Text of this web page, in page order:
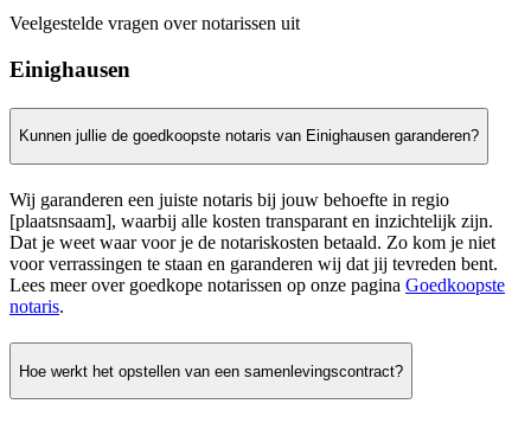
Veelgestelde vragen over notarissen uit
Einighausen
Kunnen jullie de goedkoopste notaris van Einighausen garanderen?
Wij garanderen een juiste notaris bij jouw behoefte in regio
[plaatsnsaam], waarbij alle kosten transparant en inzichtelijk zijn.
Dat je weet waar voor je de notariskosten betaald. Zo kom je niet
voor verrassingen te staan en garanderen wij dat jij tevreden bent.
Lees meer over goedkope notarissen op onze pagina Goedkoopste
notaris.
Hoe werkt het opstellen van een samenlevingscontract?